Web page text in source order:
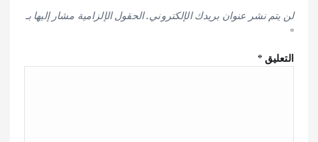
لن يتم نشر عنوان بريدك الإلكتروني.الحقول الإلزامية مشار إليها بـ
*
التعليق*